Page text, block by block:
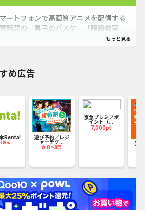
ートフォンで高画質アニメを配信する
話題の「黒子のバスケ」「暗殺教室」
で配信中!話題のコンテンツが続々登場
め広告
Renta!
還元
遊び予約／レジ
ャーチケ...
0.8 %還元
京急プレミアポ
イント（...
7,000pt
【